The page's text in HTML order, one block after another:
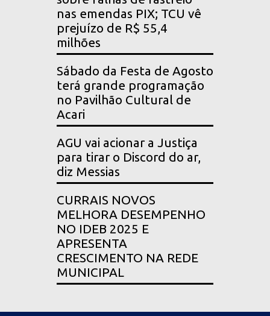
nas emendas PIX; TCU vê
prejuízo de R$ 55,4
milhões
Sábado da Festa de Agosto
terá grande programação
no Pavilhão Cultural de
Acari
AGU vai acionar a Justiça
para tirar o Discord do ar,
diz Messias
CURRAIS NOVOS
MELHORA DESEMPENHO
NO IDEB 2025 E
APRESENTA
CRESCIMENTO NA REDE
MUNICIPAL